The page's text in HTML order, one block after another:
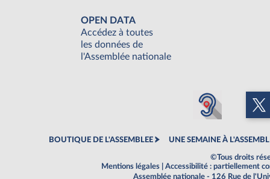
OPEN DATA
Accédez à toutes
les données de
l'Assemblée nationale
BOUTIQUE DE L'ASSEMBLEE UNE SEMAINE À
©Tous droits
Mentions légales
Accessibilité : partiellement
Assemblée nationale - 126 Rue de